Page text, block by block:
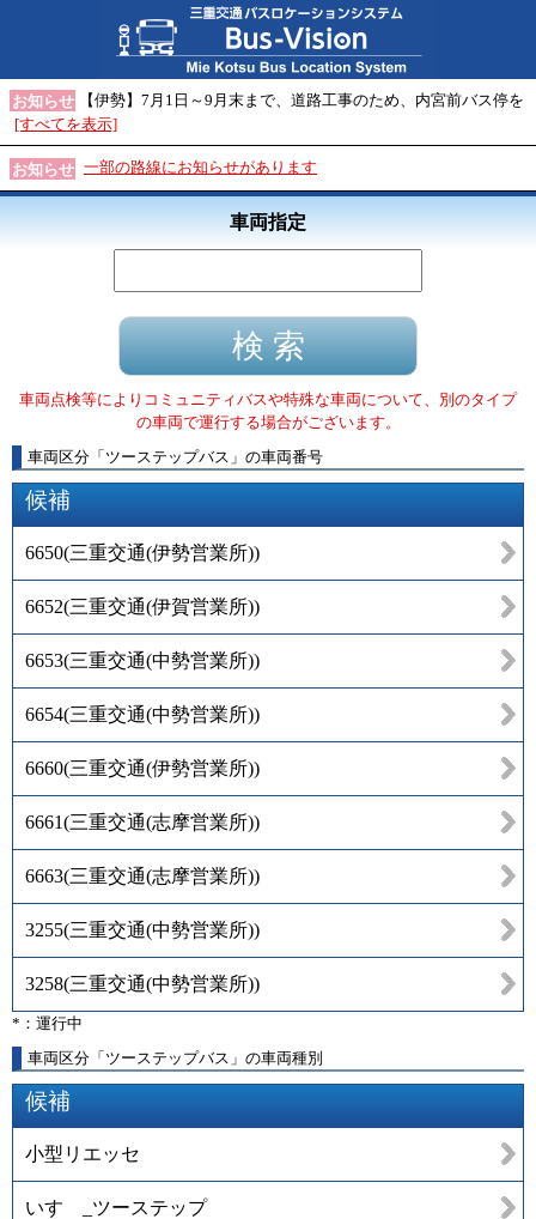
お知らせ
【伊勢】7月1日～9月末まで、道路工事のため、内宮前バス停を
[すべてを表示]
お知らせ 一部の路線にお知らせがあります
車両指定
車両点検等によりコミュニティバスや特殊な車両について、別のタイプ
の車両で運行する場合がございます。
車両区分 「 ツーステップバス 」 の車両番号
候補
6650(三重交通(伊勢営業所))
6652(三重交通(伊賀営業所))
6653(三重交通(中勢営業所))
6654(三重交通(中勢営業所))
6660(三重交通(伊勢営業所))
6661(三重交通(志摩営業所))
6663(三重交通(志摩営業所))
3255(三重交通(中勢営業所))
3258(三重交通(中勢営業所))
*：運行中
車両区分「ツーステップバス」の車両種別
候補
小型リエッセ
いすゞ_ツーステップ